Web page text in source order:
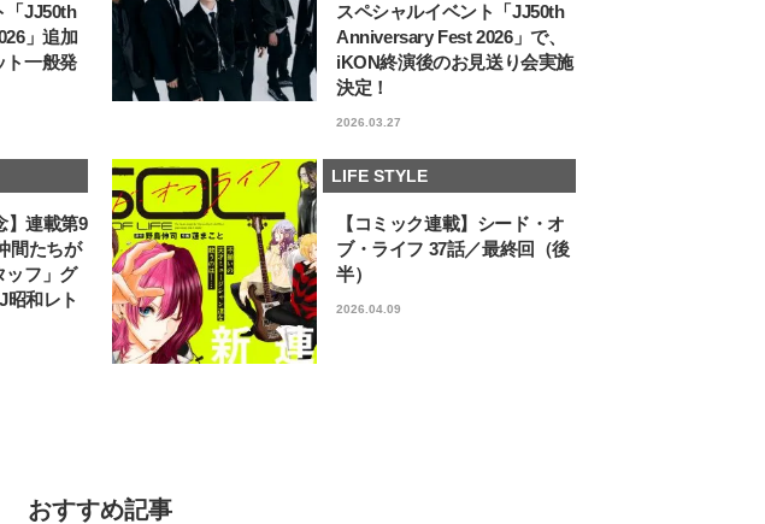
「JJ50th
」追加
ト一般発
スペシャルイベント「JJ50th
Anniversary Fest 2026」で、
iKON終演後のお見送り会実施
決定！
2026.03.27
】連載第9
間たちが
ッフ」グ
昭和レト
LIFE STYLE
【コミック連載】シード・オ
ブ・ライフ 37話／最終回（後
半）
2026.04.09
おすすめ記事